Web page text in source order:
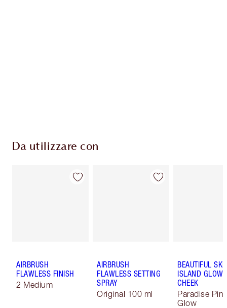
Da utilizzare con
AIRBRUSH
FLAWLESS FINISH
2 Medium
AIRBRUSH
FLAWLESS SETTING
SPRAY
Original 100 ml
BEAUTIFUL
ISLAND GLOW
CHEEK
Paradise
Glow